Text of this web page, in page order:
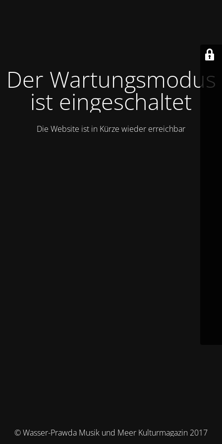
Der Wartungsmodus
ist eingeschaltet
Die Website ist in Kürze wieder erreichbar
© Wasser-Prawda Musik und Meer Kulturmagazin 2017